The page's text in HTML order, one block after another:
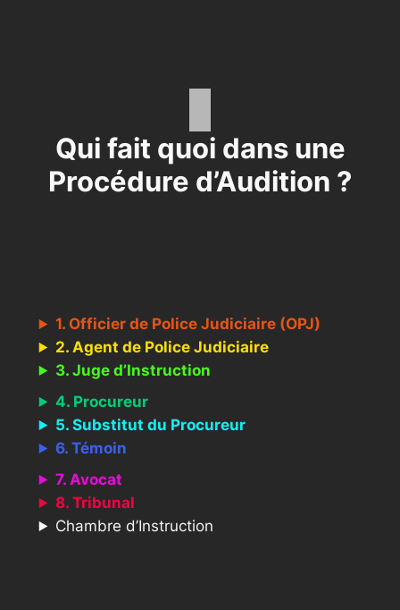
Qui fait quoi dans une
Procédure d’Audition ?
1. Officier de Police Judiciaire (OPJ)
2. Agent de Police Judiciaire
3. Juge d’Instruction
4. Procureur
5. Substitut du Procureur
6. Témoin
7. Avocat
8. Tribunal
Chambre d’Instruction